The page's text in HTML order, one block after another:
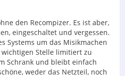
den Recompizer. Es ist aber,
eingeschaltet und vergessen.
Systems um das Misikmachen
Stelle limitiert zu
Schrank und bleibt einfach
weder das Netzteil, noch